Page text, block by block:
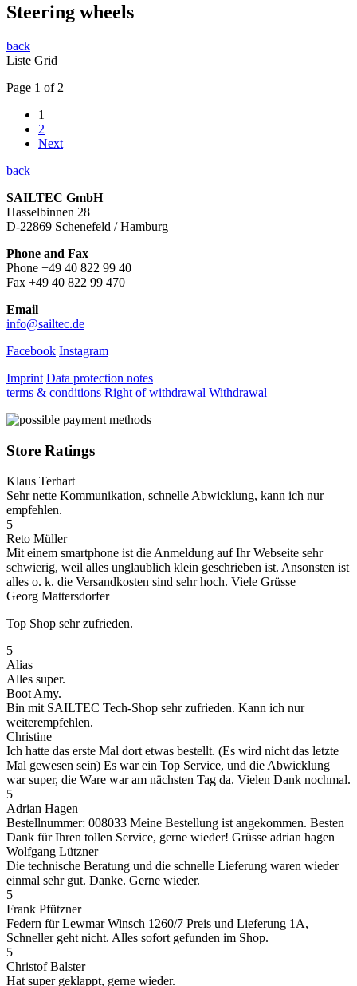
Steering wheels
back
Liste Grid
Page 1 of 2
1
2
Next
back
SAILTEC GmbH
Hasselbinnen 28
D-22869 Schenefeld / Hamburg
Phone and Fax
Phone +49 40 822 99 40
Fax +49 40 822 99 470
Email
info@sailtec.de
Facebook Instagram
Imprint Data protection notes
terms & conditions Right of withdrawal Withdrawal
Store Ratings
Klaus Terhart
Sehr nette Kommunikation, schnelle Abwicklung, kann ich nur
empfehlen.
5
Reto Müller
Mit einem smartphone ist die Anmeldung auf Ihr Webseite sehr
schwierig, weil alles unglaublich klein geschrieben ist. Ansonsten ist
alles o. k. die Versandkosten sind sehr hoch. Viele Grüsse
Georg Mattersdorfer
Top Shop sehr zufrieden.
5
Alias
Alles super.
Boot Amy.
Bin mit SAILTEC Tech-Shop sehr zufrieden. Kann ich nur
weiterempfehlen.
Christine
Ich hatte das erste Mal dort etwas bestellt. (Es wird nicht das letzte
Mal gewesen sein) Es war ein Top Service, und die Abwicklung
war super, die Ware war am nächsten Tag da. Vielen Dank nochmal.
5
Adrian Hagen
Bestellnummer: 008033 Meine Bestellung ist angekommen. Besten
Dank für Ihren tollen Service, gerne wieder! Grüsse adrian hagen
Wolfgang Lützner
Die technische Beratung und die schnelle Lieferung waren wieder
einmal sehr gut. Danke. Gerne wieder.
5
Frank Pfützner
Federn für Lewmar Winsch 1260/7 Preis und Lieferung 1A,
Schneller geht nicht. Alles sofort gefunden im Shop.
5
Christof Balster
Hat super geklappt, gerne wieder.